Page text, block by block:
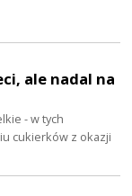
ale nadal na
- w tych
cukierków z okazji